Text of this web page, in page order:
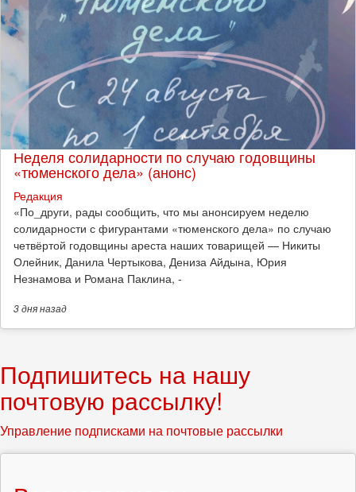
Неделя солидарности по случаю годовщины
«тюменского дела» (анонс)
Редакция
​«По_други, рады сообщить, что мы анонсируем неделю
солидарности с фигурантами «тюменского дела» по случаю
четвёртой годовщины ареста наших товарищей — Никиты
Олейник, Данила Чертыкова, Дениза Айдына, Юрия
Незнамова и Романа Паклина, -
3 дняназад
Подпишитесь на нашу
почтовую рассылку!
Управление подписками на почтовые рассылки